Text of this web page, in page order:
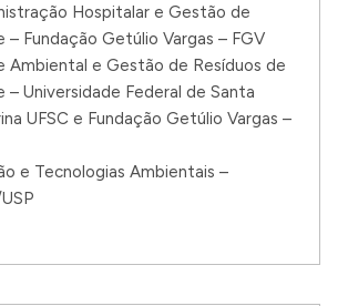
Hospitalar e Gestão de
– Fundação Getúlio Vargas – FGV
Ambiental e Gestão de Resíduos de
– Universidade Federal de Santa
UFSC e Fundação Getúlio Vargas –
e Tecnologias Ambientais –